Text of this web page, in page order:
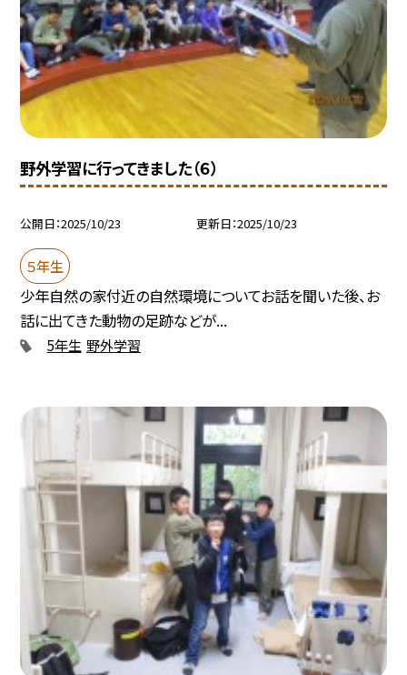
野外学習に行ってきました（６）
公開日 2025/10/23 更新日 2025/10/23
５年生
少年自然の家付近の自然環境についてお話を聞いた後、お
話に出てきた動物の足跡などが...
5年生 野外学習